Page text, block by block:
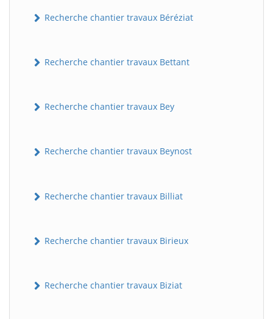
Recherche chantier travaux Béréziat
Recherche chantier travaux Bettant
Recherche chantier travaux Bey
Recherche chantier travaux Beynost
Recherche chantier travaux Billiat
Recherche chantier travaux Birieux
Recherche chantier travaux Biziat